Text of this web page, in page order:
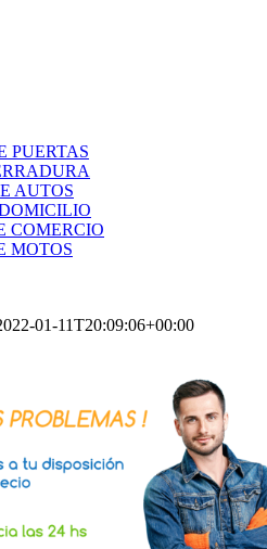
PUERTAS
AUTOS
COMERCIO
MOTOS
01-11T20:09:06+00:00